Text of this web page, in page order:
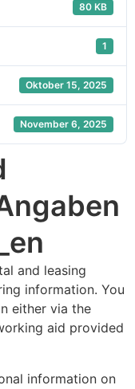
80 KB
1
Oktober 15, 2025
November 6, 2025
and leasing
information. You
either via the
aid provided
information on